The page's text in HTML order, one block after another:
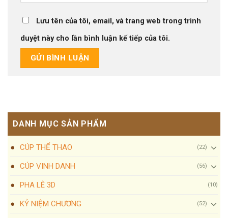
Lưu tên của tôi, email, và trang web trong trình
duyệt này cho lần bình luận kế tiếp của tôi.
DANH MỤC SẢN PHẨM
CÚP THỂ THAO (22)
CÚP VINH DANH (56)
PHA LÊ 3D (10)
KỶ NIỆM CHƯƠNG (52)